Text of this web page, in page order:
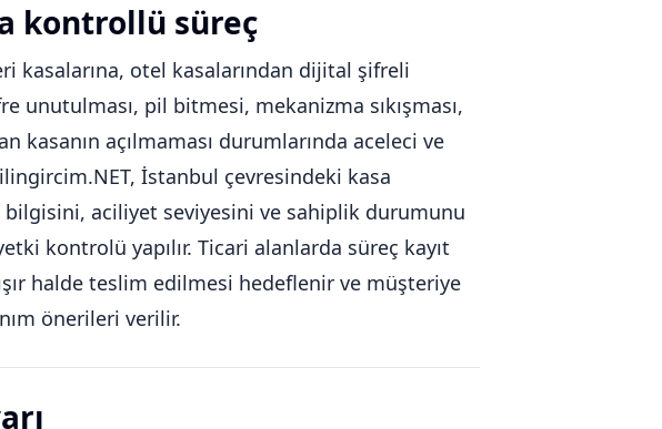
kontrollü süreç
kasalarına, otel kasalarından dijital şifreli
unutulması, pil bitmesi, mekanizma sıkışması,
kasanın açılmaması durumlarında aceleci ve
İstanbul çevresindeki kasa
aciliyet seviyesini ve sahiplik durumunu
kontrolü yapılır. Ticari alanlarda süreç kayıt
halde teslim edilmesi hedeflenir ve müşteriye
önerileri verilir.